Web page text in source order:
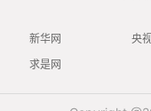
新华网 央
求是网